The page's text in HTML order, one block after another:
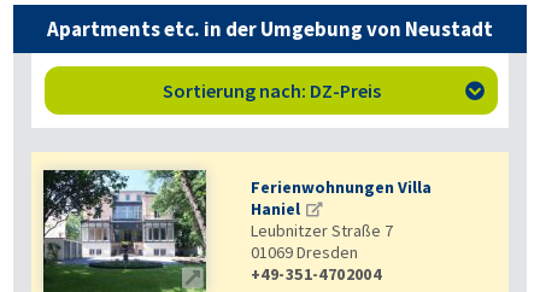
Apartments etc. in der Umgebung von Neustadt
Sortierung nach: DZ-Preis 

Ferienwohnungen Villa
Haniel
Leubnitzer Straße 7
01069Dresden
+49-351-4702004